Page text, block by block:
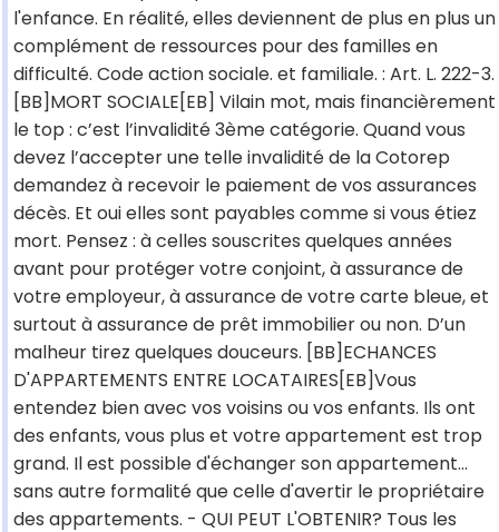
l'enfance. En réalité, elles deviennent de plus en plus un
complément de ressources pour des familles en
difficulté. Code action sociale. et familiale. : Art. L. 222-3.
[BB]MORT SOCIALE[EB] Vilain mot, mais financièrement
le top : c’est l’invalidité 3ème catégorie. Quand vous
devez l’accepter une telle invalidité de la Cotorep
demandez à recevoir le paiement de vos assurances
décès. Et oui elles sont payables comme si vous étiez
mort. Pensez : à celles souscrites quelques années
avant pour protéger votre conjoint, à assurance de
votre employeur, à assurance de votre carte bleue, et
surtout à assurance de prêt immobilier ou non. D’un
malheur tirez quelques douceurs. [BB]ECHANCES
D'APPARTEMENTS ENTRE LOCATAIRES[EB]Vous
entendez bien avec vos voisins ou vos enfants. Ils ont
des enfants, vous plus et votre appartement est trop
grand. Il est possible d'échanger son appartement...
sans autre formalité que celle d'avertir le propriétaire
des appartements. - QUI PEUT L'OBTENIR? Tous les